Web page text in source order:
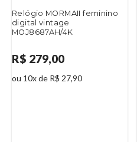
Relógio MORMAII feminino
digital vintage
MOJ8687AH/4K
R$ 279,00
ou 10x de R$ 27,90